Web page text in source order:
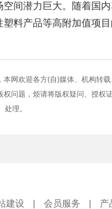
间潜力巨大。随着国
料产品等高附加值项
本网欢迎各方(自)媒体、机构转
问题，烦请将版权疑问、授权
处理。
建设 | 会员服务 | 产